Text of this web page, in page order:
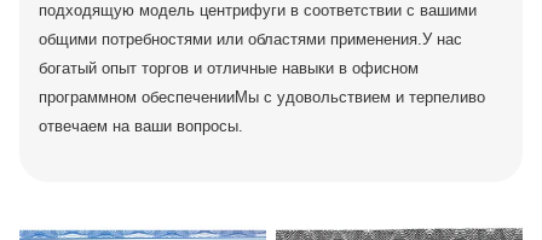
подходящую модель центрифуги в соответствии с вашими
общими потребностями или областями применения.У нас
богатый опыт торгов и отличные навыки в офисном
программном обеспеченииМы с удовольствием и терпеливо
отвечаем на ваши вопросы.